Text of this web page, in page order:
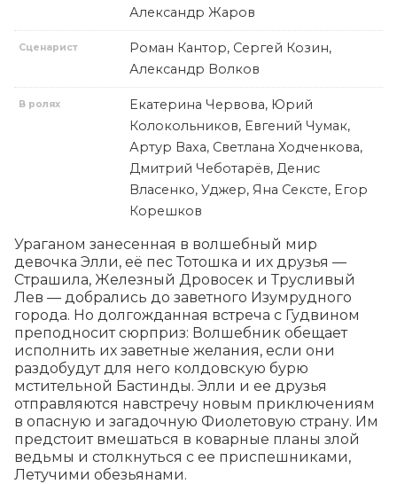
Александр Жаров
Сценарист
Роман Кантор, Сергей Козин,
Александр Волков
В ролях
Екатерина Червова, Юрий
Колокольников, Евгений Чумак,
Артур Ваха, Светлана Ходченкова,
Дмитрий Чеботарёв, Денис
Власенко, Уджер, Яна Сексте, Егор
Корешков
Ураганом занесенная в волшебный мир
девочка Элли, её пес Тотошка и их друзья —
Страшила, Железный Дровосек и Трусливый
Лев — добрались до заветного Изумрудного
города. Но долгожданная встреча с Гудвином
преподносит сюрприз: Волшебник обещает
исполнить их заветные желания, если они
раздобудут для него колдовскую бурю
мстительной Бастинды. Элли и ее друзья
отправляются навстречу новым приключениям
в опасную и загадочную Фиолетовую страну. Им
предстоит вмешаться в коварные планы злой
ведьмы и столкнуться с ее приспешниками,
Летучими обезьянами.